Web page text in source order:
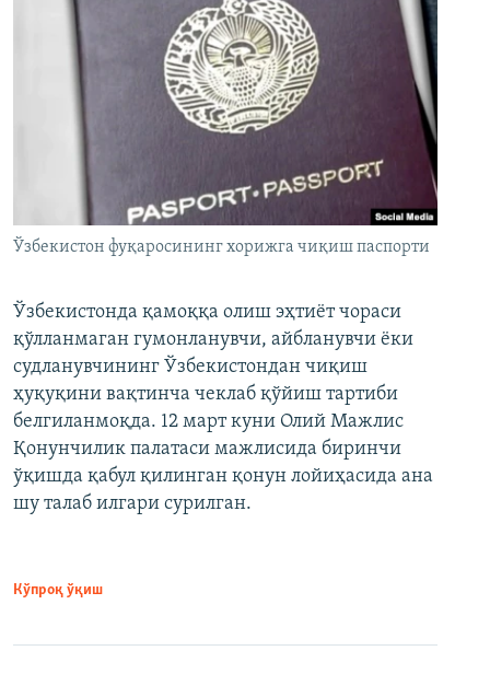
Ўзбекистон фуқаросининг хорижга чиқиш паспорти
Ўзбекистонда қамоққа олиш эҳтиёт чораси
қўлланмаган гумонланувчи, айбланувчи ёки
судланувчининг Ўзбекистондан чиқиш
ҳуқуқини вақтинча чеклаб қўйиш тартиби
белгиланмоқда. 12 март куни Олий Мажлис
Қонунчилик палатаси мажлисида биринчи
ўқишда қабул қилинган қонун лойиҳасида ана
шу талаб илгари сурилган.
Кўпроқ ўқиш